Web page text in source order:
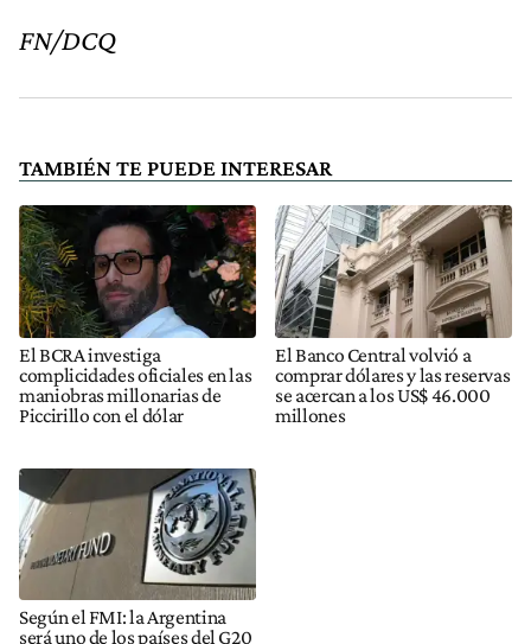
FN/DCQ
TAMBIÉN TE PUEDE INTERESAR
El BCRA investiga
complicidades oficiales en las
maniobras millonarias de
Piccirillo con el dólar
El Banco Central volvió a
comprar dólares y las reservas
se acercan a los US$ 46.000
millones
Según el FMI: la Argentina
será uno de los países del G20